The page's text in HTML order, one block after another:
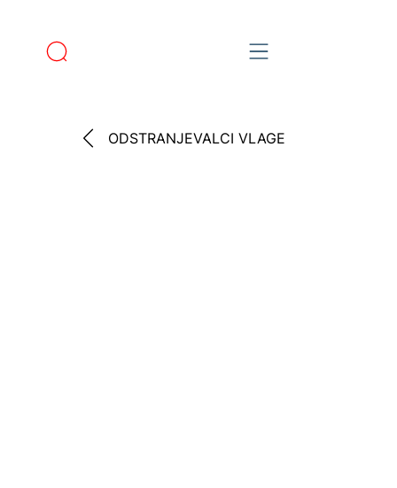
ODSTRANJEVALCI VLAGE